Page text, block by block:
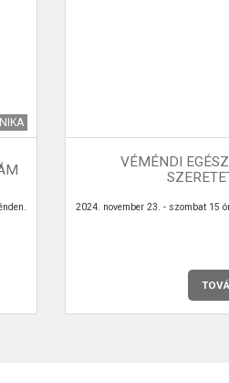
VÉMÉNDI
2024. november 23. - szombat 15